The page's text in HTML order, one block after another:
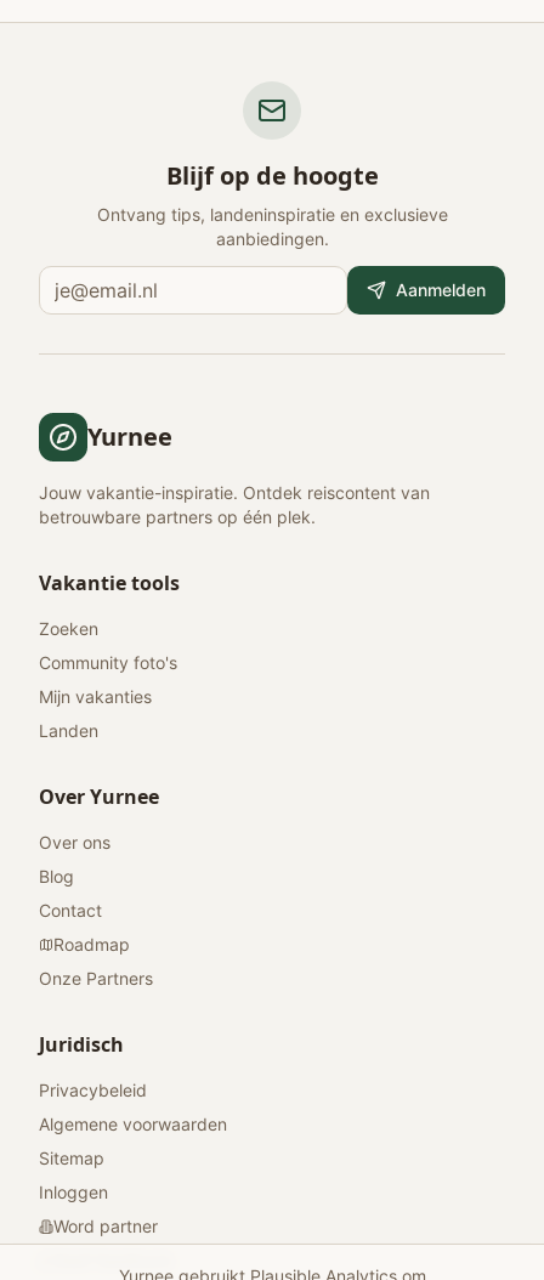
Blijf op de hoogte
Ontvang tips, landeninspiratie en exclusieve
aanbiedingen.
Aanmelden
Yurnee
Jouw vakantie-inspiratie. Ontdek reiscontent van
betrouwbare partners op één plek.
Vakantie tools
Zoeken
Community foto's
Mijn vakanties
Landen
Over Yurnee
Over ons
Blog
Contact
Roadmap
Onze Partners
Juridisch
Privacybeleid
Algemene voorwaarden
Sitemap
Inloggen
Word partner
Yurnee gebruikt Plausible Analytics om